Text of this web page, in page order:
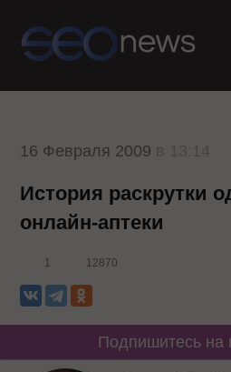
16 Февраля 2009
История раскрутки
онлайн-аптеки
1 12870
Подпишитесь на